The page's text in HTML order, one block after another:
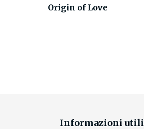
Origin of Love
Informazioni utili